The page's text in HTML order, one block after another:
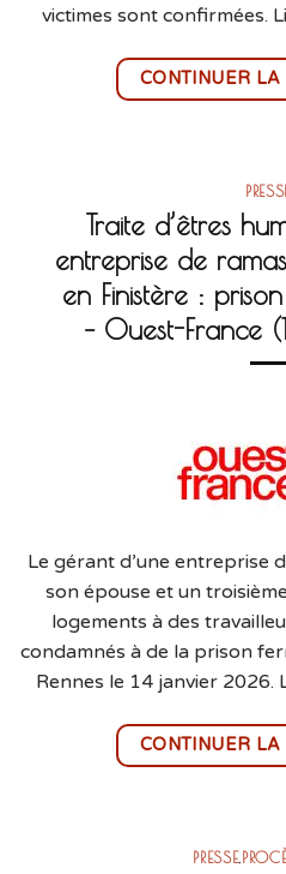
victimes sont confirmées.
CONTINUER LA
Traite d’êtres
entreprise de
en Finistère :
– Ouest-
Le gérant d’une entreprise
son épouse et un
logements à des
condamnés à de la prison
Rennes le 14 janvier 2026.
CONTINUER LA
PRESSE,